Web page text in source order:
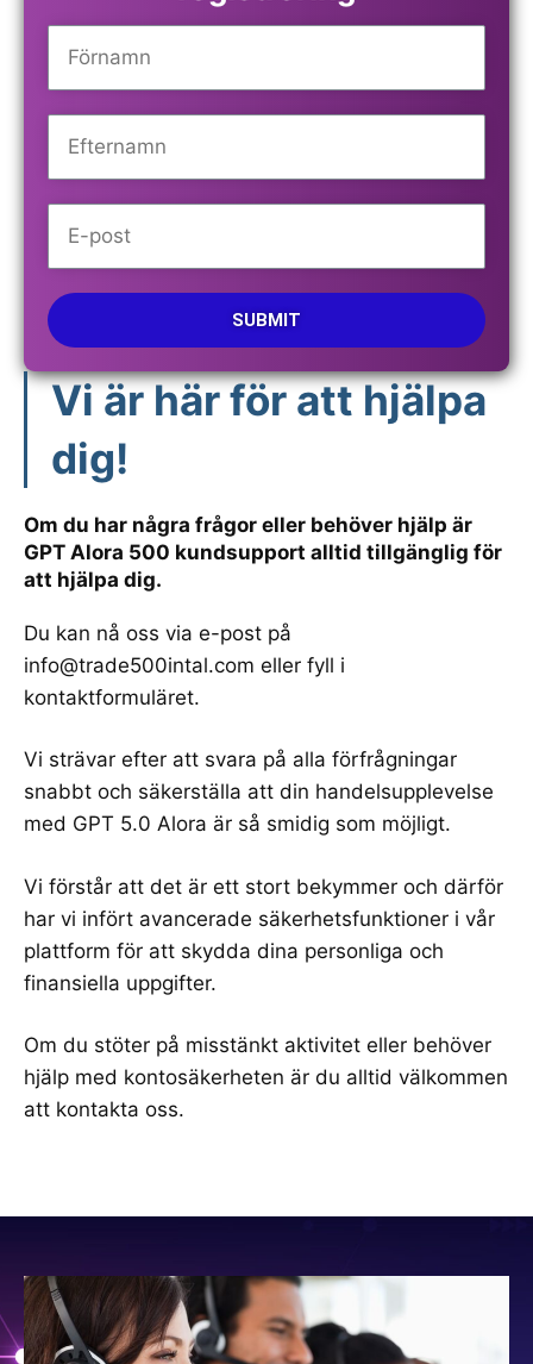
Vi är här för att hjälpa
dig!
Om du har några frågor eller behöver hjälp är
GPT Alora 500 kundsupport alltid tillgänglig för
att hjälpa dig.
Du kan nå oss via e-post på
info@trade500intal.com eller fyll i
kontaktformuläret.
Vi strävar efter att svara på alla förfrågningar
snabbt och säkerställa att din handelsupplevelse
med GPT 5.0 Alora är så smidig som möjligt.
Vi förstår att det är ett stort bekymmer och därför
har vi infört avancerade säkerhetsfunktioner i vår
plattform för att skydda dina personliga och
finansiella uppgifter.
Om du stöter på misstänkt aktivitet eller behöver
hjälp med kontosäkerheten är du alltid välkommen
att kontakta oss.
SUBMIT